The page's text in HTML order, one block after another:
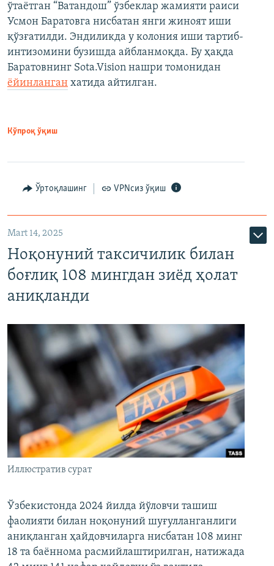
ўтаётган “Ватандош” ўзбеклар жамияти раиси
Усмон Баратовга нисбатан янги жиноят иши
қўзғатилди. Эндиликда у колония иши тартиб-
интизомини бузишда айбланмоқда. Бу ҳақда
Баратовнинг Sota.Vision нашри томонидан
ёйинланган хатида айтилган.
Кўпроқ ўқиш
Ўртоқлашинг VPNсиз ўқиш
Mart 14, 2025
Ноқонуний таксичилик билан
боғлиқ 108 мингдан зиёд ҳолат
аниқланди
Иллюстратив сурат
Ўзбекистонда 2024 йилда йўловчи ташиш
фаолияти билан ноқонуний шуғулланганлиги
аниқланган ҳайдовчиларга нисбатан 108 минг
18 та баённома расмийлаштирилган, натижада